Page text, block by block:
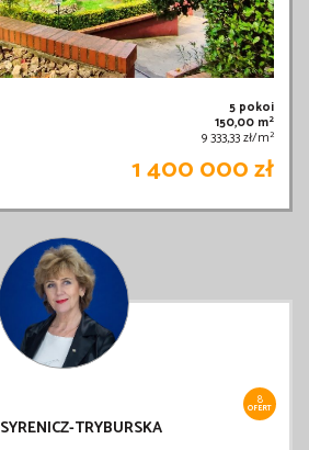
5 pokoi
150,00 m2
9 333,33 zł/m2
1 400 000 zł
8
OFERT
SYRENICZ-TRYBURSKA